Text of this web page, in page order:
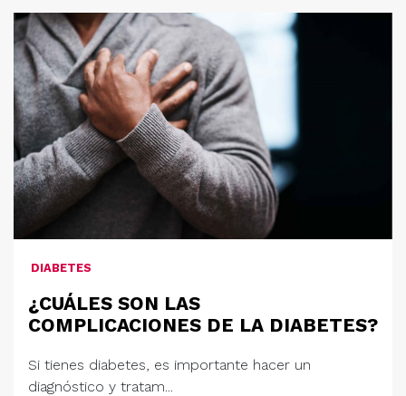
DIABETES
¿CUÁLES SON LAS
COMPLICACIONES DE LA DIABETES?
Si tienes diabetes, es importante hacer un
diagnóstico y tratam...